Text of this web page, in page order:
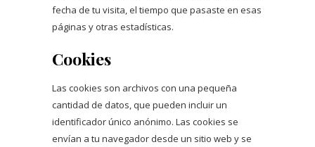
fecha de tu visita, el tiempo que pasaste en esas
páginas y otras estadísticas.
Cookies
Las cookies son archivos con una pequeña
cantidad de datos, que pueden incluir un
identificador único anónimo. Las cookies se
envían a tu navegador desde un sitio web y se